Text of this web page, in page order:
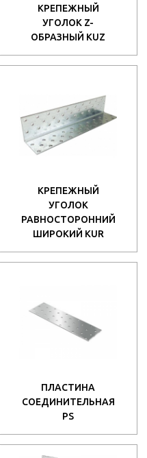
КРЕПЕЖНЫЙ
УГОЛОК Z-
ОБРАЗНЫЙ KUZ
КРЕПЕЖНЫЙ
УГОЛОК
РАВНОСТОРОННИЙ
ШИРОКИЙ KUR
ПЛАСТИНА
СОЕДИНИТЕЛЬНАЯ
PS